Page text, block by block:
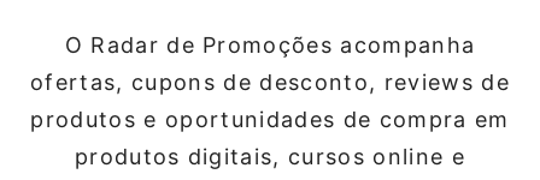
O Radar de Promoções acompanha
ofertas, cupons de desconto, reviews de
produtos e oportunidades de compra em
produtos digitais, cursos online e